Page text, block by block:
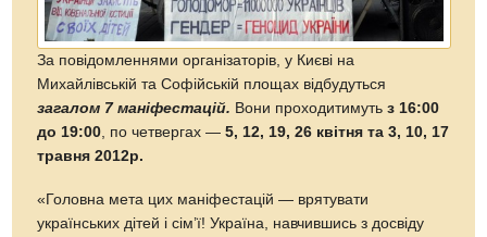
За повідомленнями організаторів, у Києві на
Михайлівській та Софійській площах відбудуться
загалом 7 маніфестацій. Вони проходитимутьз 16:00
до 19:00 , по четвергах —5, 12, 19, 26 квітня та 3, 10, 17
травня 2012р.
«Головна мета цих маніфестацій — врятувати
українських дітей і сім’ї! Україна, навчившись з досвіду